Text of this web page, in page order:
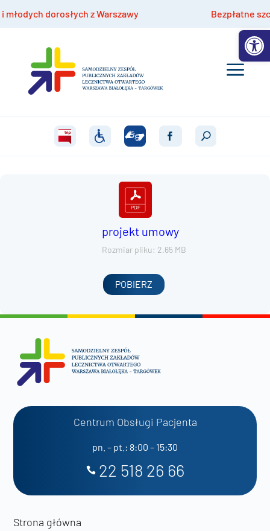
dorosłych z Warszawy Bezpłatne
projekt umowy
Rozmiar pliku: 2.65 MB
POBIERZ
Centrum Obsługi Pacjenta
pn. – pt.: 8:00 – 15:30
22 518 26 66
Strona główna